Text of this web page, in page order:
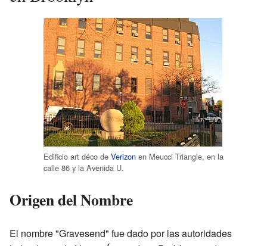
Edificio art déco de Verizon en Meucci Triangle, en la
calle 86 y la Avenida U.
Origen del Nombre
El nombre "Gravesend" fue dado por las autoridades